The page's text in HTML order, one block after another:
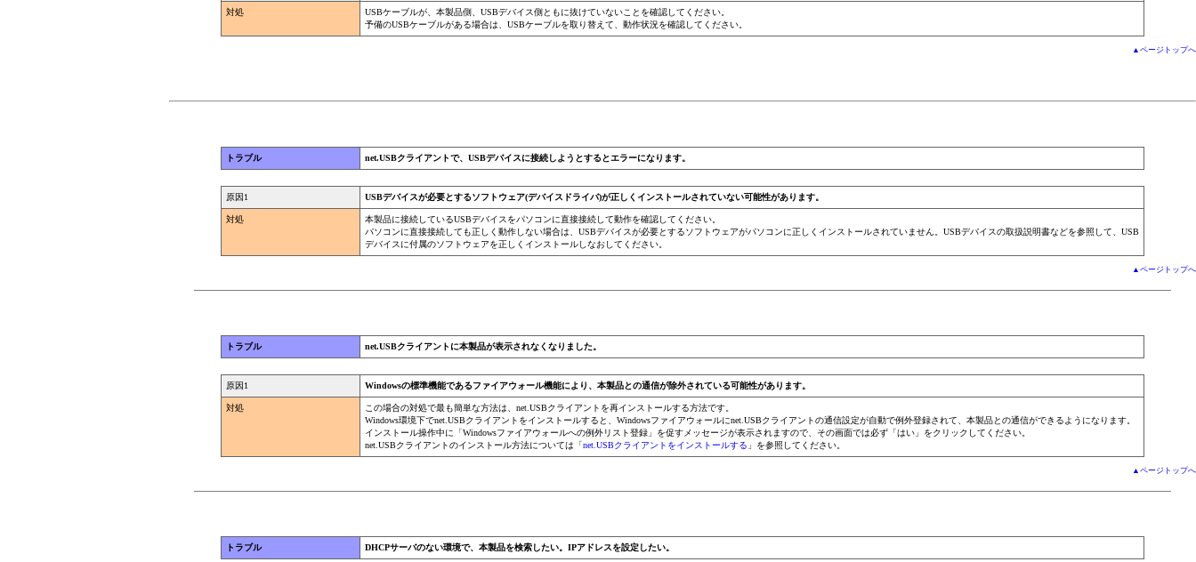
対処
USBケーブルが、本製品側、USBデバイス側ともに抜けていないことを確認してください。
予備のUSBケーブルがある場合は、USBケーブルを取り替えて、動作状況を確認してください。
▲ページトップへ
トラブル net.USBクライアントで、USBデバイスに接続しようとするとエラーになります。
原因1 USBデバイスが必要とするソフトウェア(デバイスドライバ)が正しくインストールされていない可能性があります。
対処
本製品に接続しているUSBデバイスをパソコンに直接接続して動作を確認してください。
パソコンに直接接続しても正しく動作しない場合は、USBデバイスが必要とするソフトウェアがパソコンに正しくインストールされていません。USBデバイスの取扱説明書などを参照して、USB
デバイスに付属のソフトウェアを正しくインストールしなおしてください。
▲ページトップへ
トラブル net.USBクライアントに本製品が表示されなくなりました。
原因1 Windowsの標準機能であるファイアウォール機能により、本製品との通信が除外されている可能性があります。
対処
この場合の対処で最も簡単な方法は、net.USBクライアントを再インストールする方法です。
Windows環境下でnet.USBクライアントをインストールすると、Windowsファイアウォールにnet.USBクライアントの通信設定が自動で例外登録されて、本製品との通信ができるようになります。
インストール操作中に「Windowsファイアウォールへの例外リスト登録」を促すメッセージが表示されますので、その画面では必ず「はい」をクリックしてください。
net.USBクライアントのインストール方法については「net.USBクライアントをインストールする 」を参照してください。
▲ページトップへ
トラブル DHCPサーバのない環境で、本製品を検索したい。IPアドレスを設定したい。